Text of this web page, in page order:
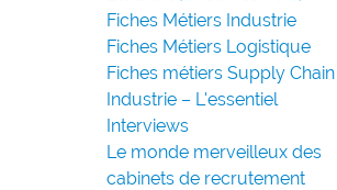
Fiches Métiers Industrie
Fiches Métiers Logistique
Fiches métiers Supply Chain
Industrie – L'essentiel
Interviews
Le monde merveilleux des
cabinets de recrutement